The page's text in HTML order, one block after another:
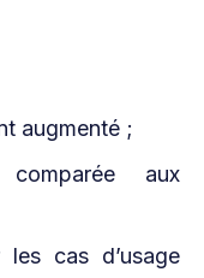
augmenté ;
aux
les cas d’usage